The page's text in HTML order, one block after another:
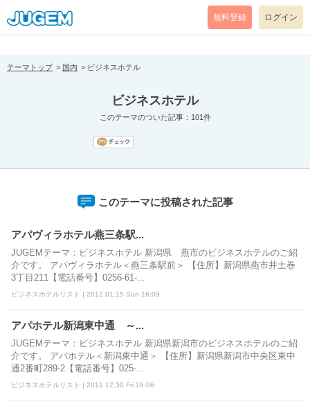
[pear_error: message="Success" code=0 mode=return level=notice
prefix="" info=""]
無料登録 ログイン
テーマトップ 国内 ビジネスホテル
ビジネスホテル
このテーマのついた記事：101件
このテーマに投稿された記事
アパヴィラホテル燕三条駅...
JUGEMテーマ：ビジネスホテル 新潟県 燕市のビジネスホテルのご紹
介です。 アパヴィラホテル＜燕三条駅前＞ 【住所】新潟県燕市井土巻
3丁目211【電話番号】0256-61-...
ビジネスホテルリスト | 2012.01.15 Sun 16:09
アパホテル新潟東中通 ～...
JUGEMテーマ：ビジネスホテル 新潟県新潟市のビジネスホテルのご紹
介です。 アパホテル＜新潟東中通＞ 【住所】新潟県新潟市中央区東中
通2番町289-2【電話番号】025-...
ビジネスホテルリスト | 2011.12.30 Fri 18:06